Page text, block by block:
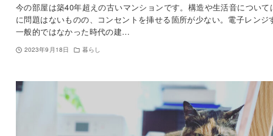
今の部屋は築40年超えの古いマンションです。構造や生活音について
に問題はないものの、コンセントを挿せる箇所が少ない。電子レンジ
一般的ではなかった時代の建…
2023年9月18日 暮らし